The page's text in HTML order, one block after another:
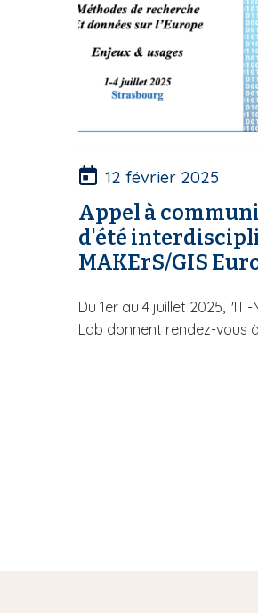
12 février 2025
Appel à
d'été
MAKErS/GIS
Du 1er au 4 juillet 2025,
Lab donnent rendez-vous